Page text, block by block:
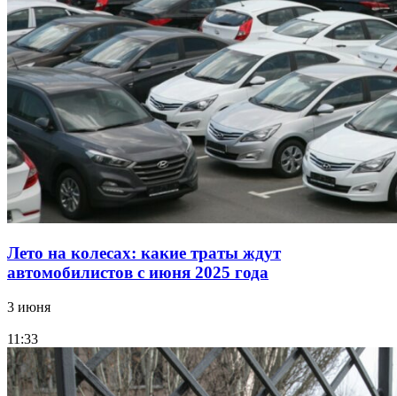
Лето на колесах: какие траты ждут
автомобилистов с июня 2025 года
3 июня
11:33